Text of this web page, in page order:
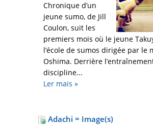
Chronique d’un
jeune sumo, de Jill
Coulon, suit les
premiers mois où le jeune
l’école de sumos dirigée par le
Oshima. Derrière
discipline...
Ler mais »
Adachi = Image(s)